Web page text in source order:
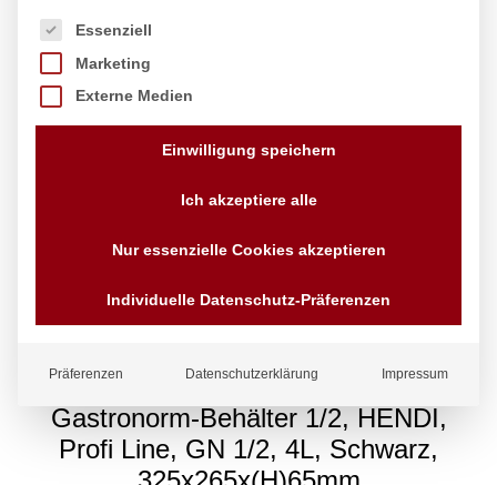
Gastronorm-Behälter 1/2, HENDI,
Profi Line, GN 1/2, 4L, Schwarz,
Es folgt eine Liste der Service-Gruppen, für die eine
Essenziell
Marketing
Externe Medien
Einwilligung speichern
Ich akzeptiere alle
Nur essenzielle Cookies akzeptieren
Individuelle Datenschutz-Präferenzen
Präferenzen Datenschutzerklärung Impressum